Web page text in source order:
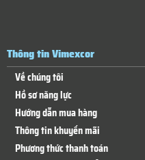
Thông tin Vimexcor
Về chúng tôi
Hồ sơ năng lực
Hướng dẫn mua hàng
Thông tin khuyến mãi
Phương thức thanh toán